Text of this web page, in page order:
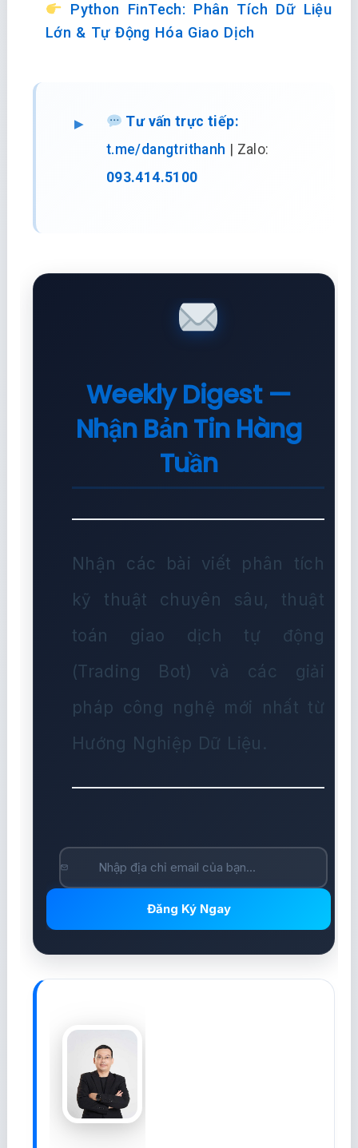
Python FinTech: Phân Tích Dữ Liệu
Lớn & Tự Động Hóa Giao Dịch
Tư vấn trực tiếp:
t.me/dangtrithanh | Zalo:
093.414.5100
Weekly Digest —
Nhận Bản Tin Hàng
Tuần
Nhận các bài viết phân tích
kỹ thuật chuyên sâu, thuật
toán giao dịch tự động
(Trading Bot) và các giải
pháp công nghệ mới nhất từ
Hướng Nghiệp Dữ Liệu.
Đăng Ký Ngay